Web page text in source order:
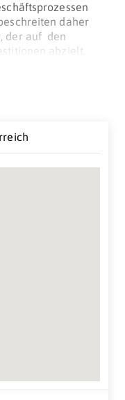
daher
der auf den
abzielt,
Return of Invest
der Konzeption
für